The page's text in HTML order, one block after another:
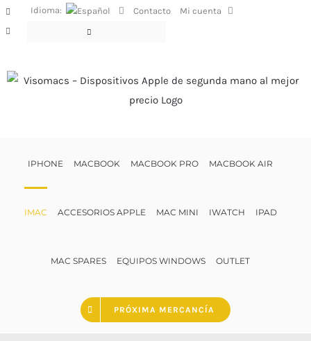
Saltar
al
FacebookIdioma: Contacto Mi cuenta
IPHONE MACBOOK MACBOOK PRO MACBOOK AIR
IMAC ACCESORIOS APPLE MAC MINI IWATCH IPAD
MAC SPARES EQUIPOS WINDOWS OUTLET
PRÓXIMA MERCANCÍA